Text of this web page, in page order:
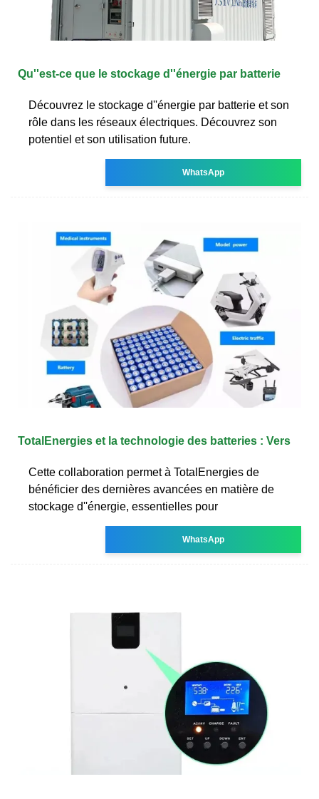
Qu''est-ce que le stockage d''énergie par batterie
Découvrez le stockage d''énergie par batterie et son
rôle dans les réseaux électriques. Découvrez son
potentiel et son utilisation future.
WhatsApp
TotalEnergies et la technologie des batteries : Vers
Cette collaboration permet à TotalEnergies de
bénéficier des dernières avancées en matière de
stockage d''énergie, essentielles pour
WhatsApp